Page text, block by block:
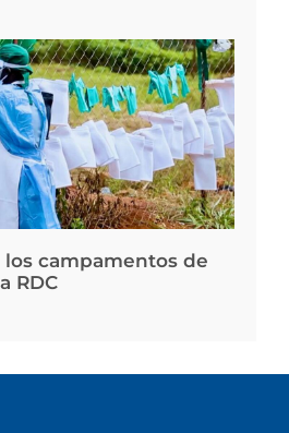
los campamentos de
RDC